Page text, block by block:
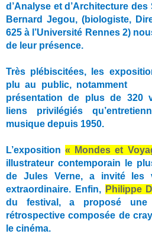
d’Analyse et d’Architecture
Bernard Jegou, (biologiste,
625 à l’Université Rennes 2)
de leur présence.
Très plébiscitées, les
plu au public, notamment
présentation de plus de 320
liens privilégiés
musique depuis 1950.
L’exposition « Mondes et
illustrateur contemporain le
de Jules Verne, a invité les
extraordinaire. Enfin, Philippe
du festival, a proposé une
rétrospective composée de
le cinéma.